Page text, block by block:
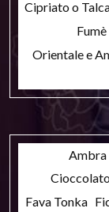
Cipriato o
Fumè
Orientale e
Ambra
Fava Tonka